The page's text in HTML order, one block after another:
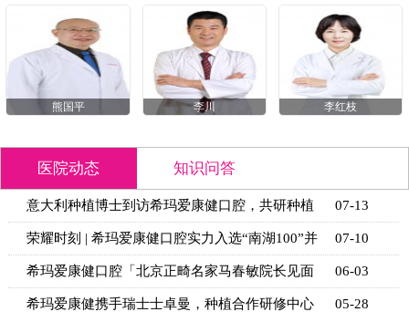
熊国平 李川 李红枝
医院动态 知识问答
，共研种植 07-13
南湖100”并 07-10
敏院长见面 06-03
作研修中心 05-28
缺牙多年牙槽骨萎缩，还能镶牙
+适用条
根管治疗后的牙齿，做牙套要等
的等待时
矫正完嘴凸二次矫正有用吗？骨
关键条
镶牙前为什么要先拍CT？牙槽骨